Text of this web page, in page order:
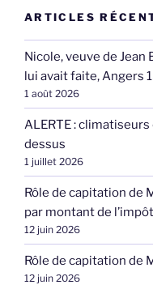
ARTICLES
Nicole, veuve de Jean
lui avait faite, Angers
1 août 2026
ALERTE :
dessus
1 juillet 2026
Rôle de capitation de
par montant de l’impôt
12 juin 2026
Rôle de capitation de
12 juin 2026